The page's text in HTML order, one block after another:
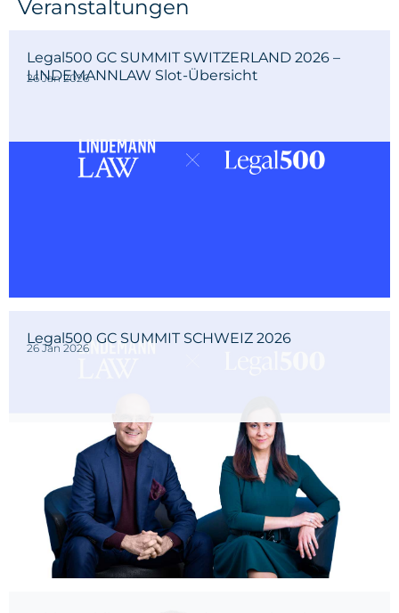
Veranstaltungen
Legal500 GC SUMMIT SWITZERLAND 2026 –
LINDEMANNLAW Slot-Übersicht
26 Jan 2026
Legal500 GC SUMMIT SCHWEIZ 2026
26 Jan 2026